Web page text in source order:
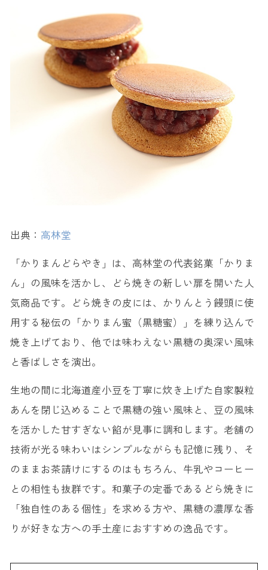
出典： 高林堂
「かりまんどらやき」は、高林堂の代表銘菓「かりま
ん」の風味を活かし、どら焼きの新しい扉を開いた人
気商品です。どら焼きの皮には、かりんとう饅頭に使
用する秘伝の「かりまん蜜（黒糖蜜）」を練り込んで
焼き上げており、他では味わえない黒糖の奥深い風味
と香ばしさを演出。
生地の間に北海道産小豆を丁寧に炊き上げた自家製粒
あんを閉じ込めることで黒糖の強い風味と、豆の風味
を活かした甘すぎない餡が見事に調和します。老舗の
技術が光る味わいはシンプルながらも記憶に残り、そ
のままお茶請けにするのはもちろん、牛乳やコーヒー
との相性も抜群です。和菓子の定番であるどら焼きに
「独自性のある個性」を求める方や、黒糖の濃厚な香
りが好きな方への手土産におすすめの逸品です。